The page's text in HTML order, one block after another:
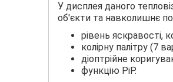
У дисплея даного
об'єкти та навколишнє
рівень яскравості,
колірну палітру (7
діоптрійне
функцію PiP.